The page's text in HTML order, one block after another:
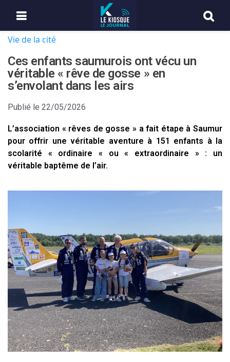
Vie de la cité
Ces enfants saumurois ont vécu un
véritable « rêve de gosse » en
s’envolant dans les airs
Publié le 22/05/2026
L’association « rêves de gosse » a fait étape à Saumur
pour offrir une véritable aventure à 151 enfants à la
scolarité « ordinaire « ou « extraordinaire » : un
véritable baptême de l’air.